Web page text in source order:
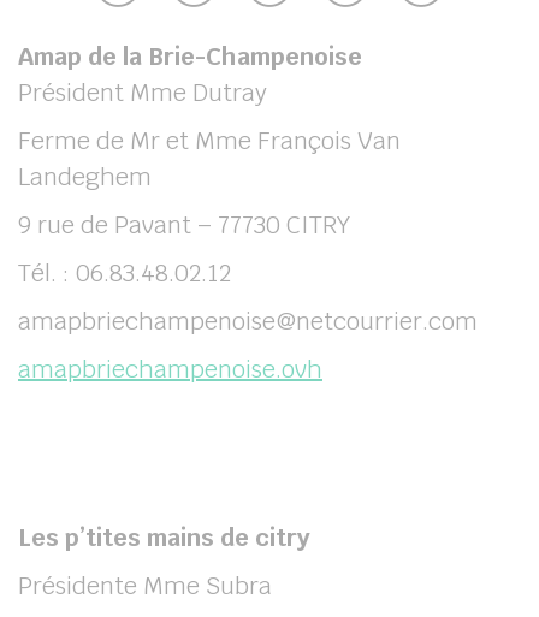
Amap de la Brie-Champenoise
Président Mme Dutray
Ferme de Mr et Mme François Van
Landeghem
9 rue de Pavant – 77730 CITRY
Tél. : 06.83.48.02.12
amapbriechampenoise@netcourrier.com
amapbriechampenoise.ovh
Les p’tites mains de citry
Présidente Mme Subra